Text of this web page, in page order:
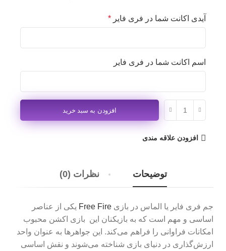
آیدی اکانت شما در فری فایر *
اسم اکانت شما در فری فایر
افزودن به سبد خرید
افزودن علاقه مندی
توضیحات نظرات (0)
جم فری فایر یا الماس در بازی Free Fire